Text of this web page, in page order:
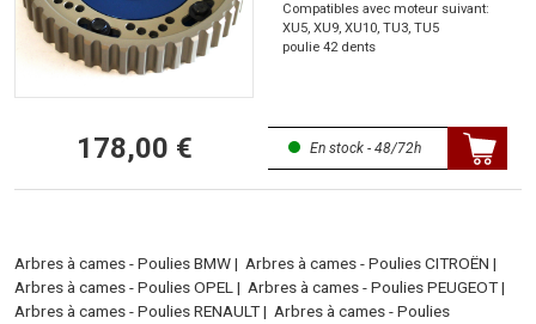
Compatibles avec moteur suivant:
XU5, XU9, XU10, TU3, TU5
poulie 42 dents
178,00 € En stock - 48/72h
Arbres à cames - Poulies BMW| Arbres à cames - Poulies CITROËN |
Arbres à cames - Poulies OPEL | Arbres à cames - Poulies PEUGEOT|
Arbres à cames - Poulies RENAULT| Arbres à cames - Poulies